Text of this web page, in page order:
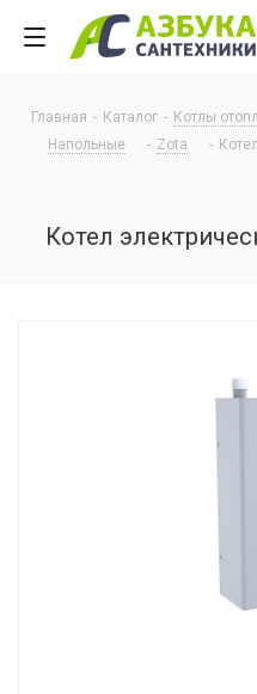
Главная - Каталог - Котлы
Напольные
- Zota -
Котел